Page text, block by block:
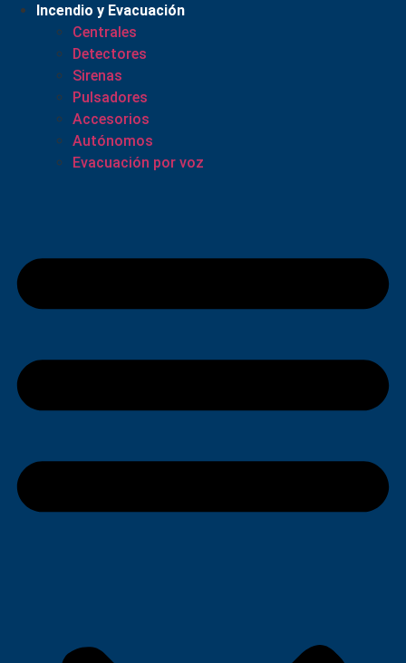
Incendio y Evacuación
Centrales
Detectores
Sirenas
Pulsadores
Accesorios
Autónomos
Evacuación por voz